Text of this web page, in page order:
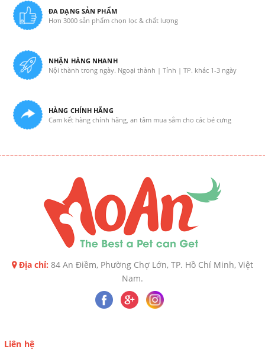
ĐA DẠNG SẢN PHẨM
Hơn 3000 sản phẩm chọn lọc & chất lượng
NHẬN HÀNG NHANH
Nội thành trong ngày. Ngoại thành | Tỉnh | TP. khác 1-3 ngày
HÀNG CHÍNH HÃNG
Cam kết hàng chính hãng, an tâm mua sắm cho các bé cưng
Địa chỉ: 84 An Điềm, Phường Chợ Lớn, TP. Hồ Chí Minh, Việt
Nam.
Liên hệ